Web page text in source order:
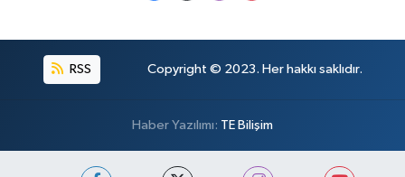
RSS Copyright © 2023. Her hakkı saklıdır.
Haber Yazılımı: TE Bilişim